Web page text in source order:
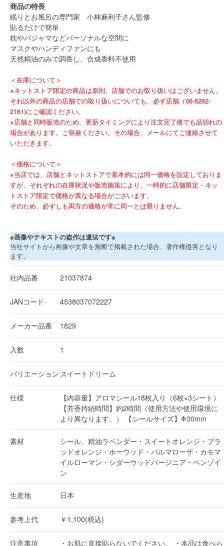
商品の特長
眠りとお風呂の専門家 小林麻利子さん監修
貼るだけで簡単
枕やパジャマなどパーソナルな空間に
マスクやハンディファンにも
天然精油のみで調香し、合成香料不使用
＜在庫について＞
※ネットストア限定の商品は原則、店舗でのお取り扱いはございません。
それ以外の商品の店舗での取り扱いについても、必ず店舗（06-6262-
2161)にご確認ください。
※店舗と同時販売のため、更新タイミングにより注文完了後でも品切れの
場合があります。ご容赦ください。その場合、メールにてご連絡させて
いただきます。
＜価格について＞
※当店では、店舗とネットストアで基本的には同一価格を設定しておりま
すが、それぞれの在庫状況や販売施策により、一時的に店舗限定・ネッ
トストア限定で価格が異なる場合がございます。
そのため、必ずしも両方の価格が常に同一とは限りません。
※画像やテキストの盗作は違法です※
当社サイトから画像や文章を無断で掲載された場合、著作権侵害となり
ます。
社内品番 21037874
JANコード 4538037072227
メーカー品番 1829
入数 1
バリエーション スイートドリーム
仕様
【内容量】アロマシール18枚入り（6枚×3シート）
【芳香持続時間】約2時間（使用方法や使用環境に
より異なります。） 【シールサイズ】Φ30mm
素材
シール、精油ラベンダー・スイートオレンジ・ブラ
ッドオレンジ・ホーウッド・パルマローザ・カモマ
イルローマン・シダーウッドバージニア・ベンゾイ
ン
生産地 日本
参考上代 ￥1,100(税込)
注意事項
・お肌に直接貼らないでください。 ・本品は食べら